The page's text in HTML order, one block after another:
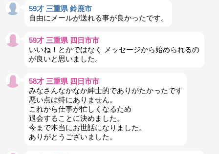
59才 三重県 鈴鹿市
自由にメールが送れる事が良かったです。
59才 三重県 四日市市
いいね！とかではなく メッセージから始められるの
が良いと思いました。
58才 三重県 四日市市
みなさんなかなか紳士的でありがたかったです
悪い点は特にありません。
これから仕事が忙しくなるため
退会することに決めました。
今まで本当にお世話になりました。
ありがとうございました。